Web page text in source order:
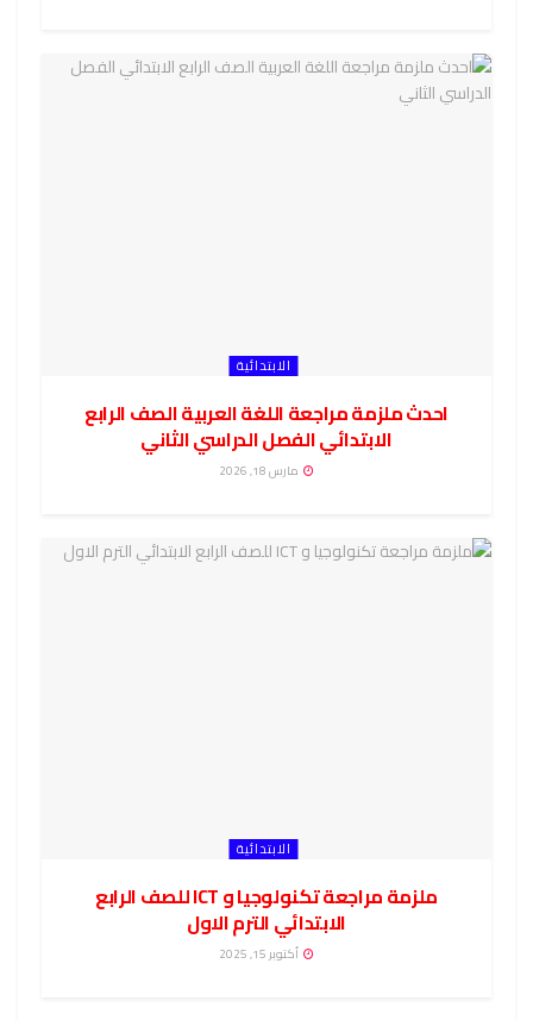
الابتدائية
احدث ملزمة مراجعة اللغة العربية الصف الرابع
الابتدائي الفصل الدراسي الثاني
مارس 18, 2026
الابتدائية
ملزمة مراجعة تكنولوجيا و ICT للصف الرابع
الابتدائي الترم الاول
أكتوبر 15, 2025